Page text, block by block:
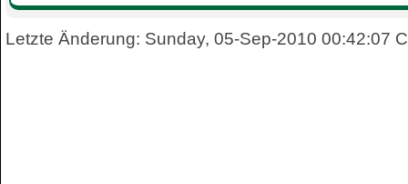
Letzte Änderung: Sunday, 05-Sep-2010 00:42:07